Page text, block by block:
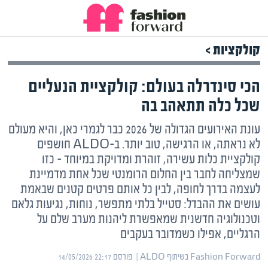
קולקציות >
הכי סינדרלה בעולם: קולקציית הנעליים
שכל כלה תתאהב בה
עונת האירועים הגדולה של 2026 כבר לגמרי כאן, והיא מעולם
לא נראתה, או הרגישה, טוב יותר. ב-ALDO חושפים
קולקציית כלות עשירה, זוהרת ומדויקת במיוחד – כזו
שמצליחה לחבר בין החלום הרומנטי שכל אחת מדמיינת
לעצמה בדרך לחופה, לבין כל אותם פרטים קטנים שבאמת
עושים את ההבדל: סטייל בלתי מתפשר, נוחות, נגיעות גלאם
וטכנולוגיה חדשנית שמאפשרת ליהנות מערב שלם על
הרגליים, אפילו כשמדובר בעקבים
Fashion Forward בשיתוף ALDO | ‏ פורסם ‎14/05/2026 22:17